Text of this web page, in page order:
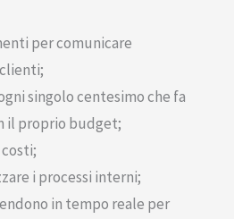
per comunicare
singolo centesimo che fa
il proprio budget;
i processi interni;
in tempo reale per